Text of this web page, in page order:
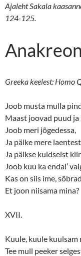
Ajaleht Sakala
124-125.
Greeka keelest: Homo
Joob musta mulla
Maast joovad puud ja
Joob meri jõgedessa,
Ja päike mere
Ja päikse kuldseist
Joob kuu ka endal’
Kas on siis ime,
Et joon niisama mina?
XVII.
Kuule, kuule kuulsam
Tee mull peeker